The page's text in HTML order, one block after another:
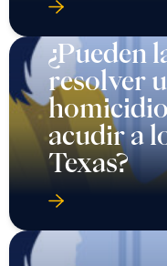
¿Pueden
resolver
acudir a
Texas?